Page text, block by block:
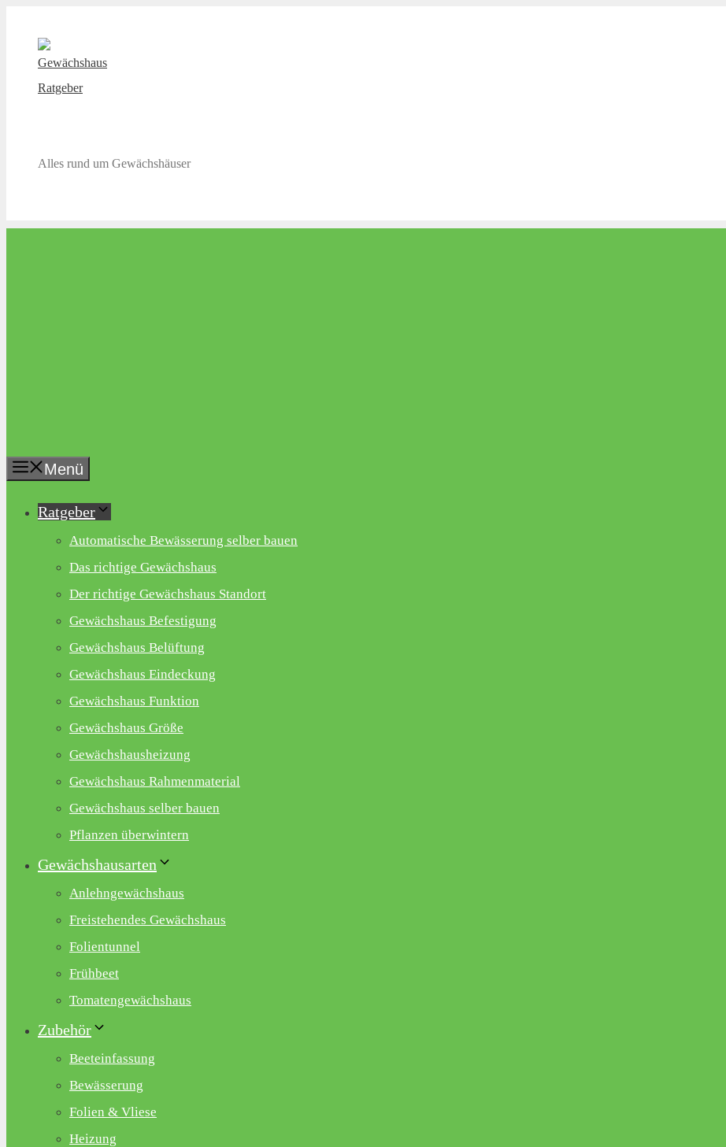
springen
Alles rund um Gewächshäuser
Menü
Ratgeber
Automatische Bewässerung selber bauen
Das richtige Gewächshaus
Der richtige Gewächshaus Standort
Gewächshaus Befestigung
Gewächshaus Belüftung
Gewächshaus Eindeckung
Gewächshaus Funktion
Gewächshaus Größe
Gewächshausheizung
Gewächshaus Rahmenmaterial
Gewächshaus selber bauen
Pflanzen überwintern
Gewächshausarten
Anlehngewächshaus
Freistehendes Gewächshaus
Folientunnel
Frühbeet
Tomatengewächshaus
Zubehör
Beeteinfassung
Bewässerung
Folien & Vliese
Heizung